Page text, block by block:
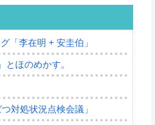
「李在明 + 安圭伯」
ほのめかす。
対処状況点検会議」